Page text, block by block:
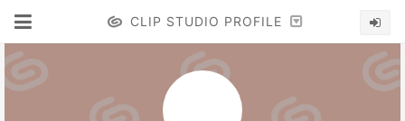
CLIP STUDIO PROFILE